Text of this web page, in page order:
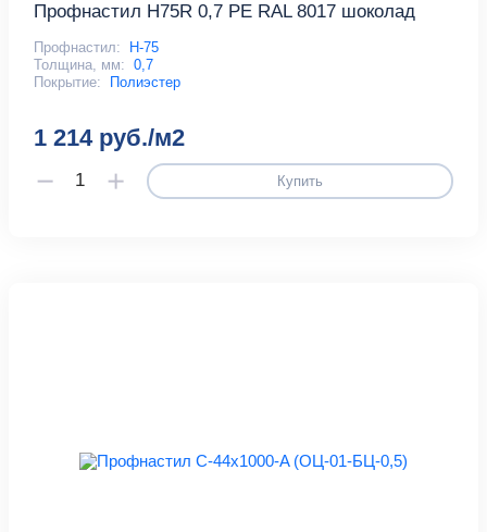
Профнастил Н75R 0,7 PE RAL 8017 шоколад
Профнастил:
Н-75
Толщина, мм: 0,7
Покрытие:
Полиэстер
1 214 руб./м2
Купить